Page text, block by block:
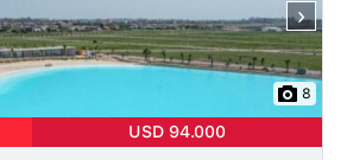
›
8
USD 94.000